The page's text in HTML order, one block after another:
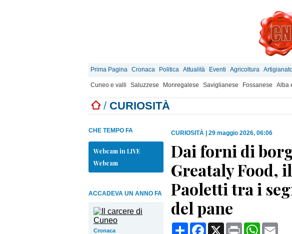
Prima Pagina Cronaca Politica Attualità Eventi Agricoltura
Cuneo e valli Saluzzese Monregalese Saviglianese Fossanese Alba
/ CURIOSITÀ
CHE TEMPO FA
Webcam in LIVE
Webcam
ACCADEVA UN ANNO FA
Cronaca
CURIOSITÀ 29 maggio 2026, 06:06
Dai forni di
Greataly Food,
Paoletti tra i
del pane
CondividiFacebook
X Print